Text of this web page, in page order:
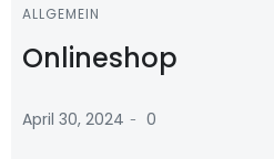
ALLGEMEIN
Onlineshop
April 30, 2024 - 0